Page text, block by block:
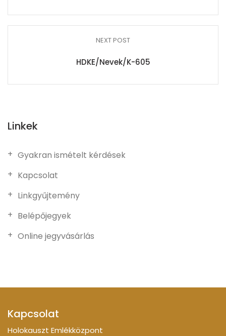
NEXT POST
HDKE/Nevek/K-605
Linkek
Gyakran ismételt kérdések
Kapcsolat
Linkgyűjtemény
Belépőjegyek
Online jegyvásárlás
Kapcsolat
Holokauszt Emlékközpont